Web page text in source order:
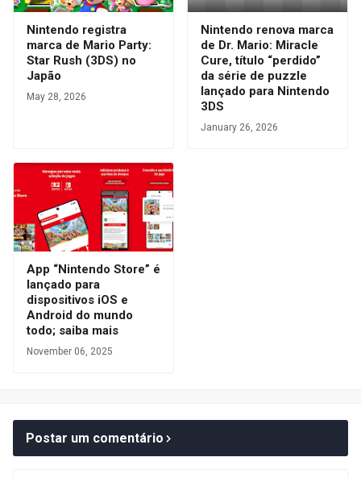
Nintendo registra
marca de Mario Party:
Star Rush (3DS) no
Japão
May 28, 2026
Nintendo renova marca
de Dr. Mario: Miracle
Cure, título “perdido”
da série de puzzle
lançado para Nintendo
3DS
January 26, 2026
App “Nintendo Store” é
lançado para
dispositivos iOS e
Android do mundo
todo; saiba mais
November 06, 2025
Postar um comentário